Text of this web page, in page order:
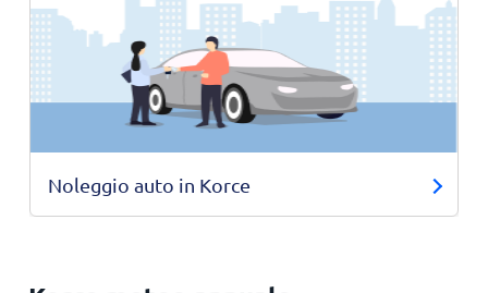
Noleggio auto in Korce